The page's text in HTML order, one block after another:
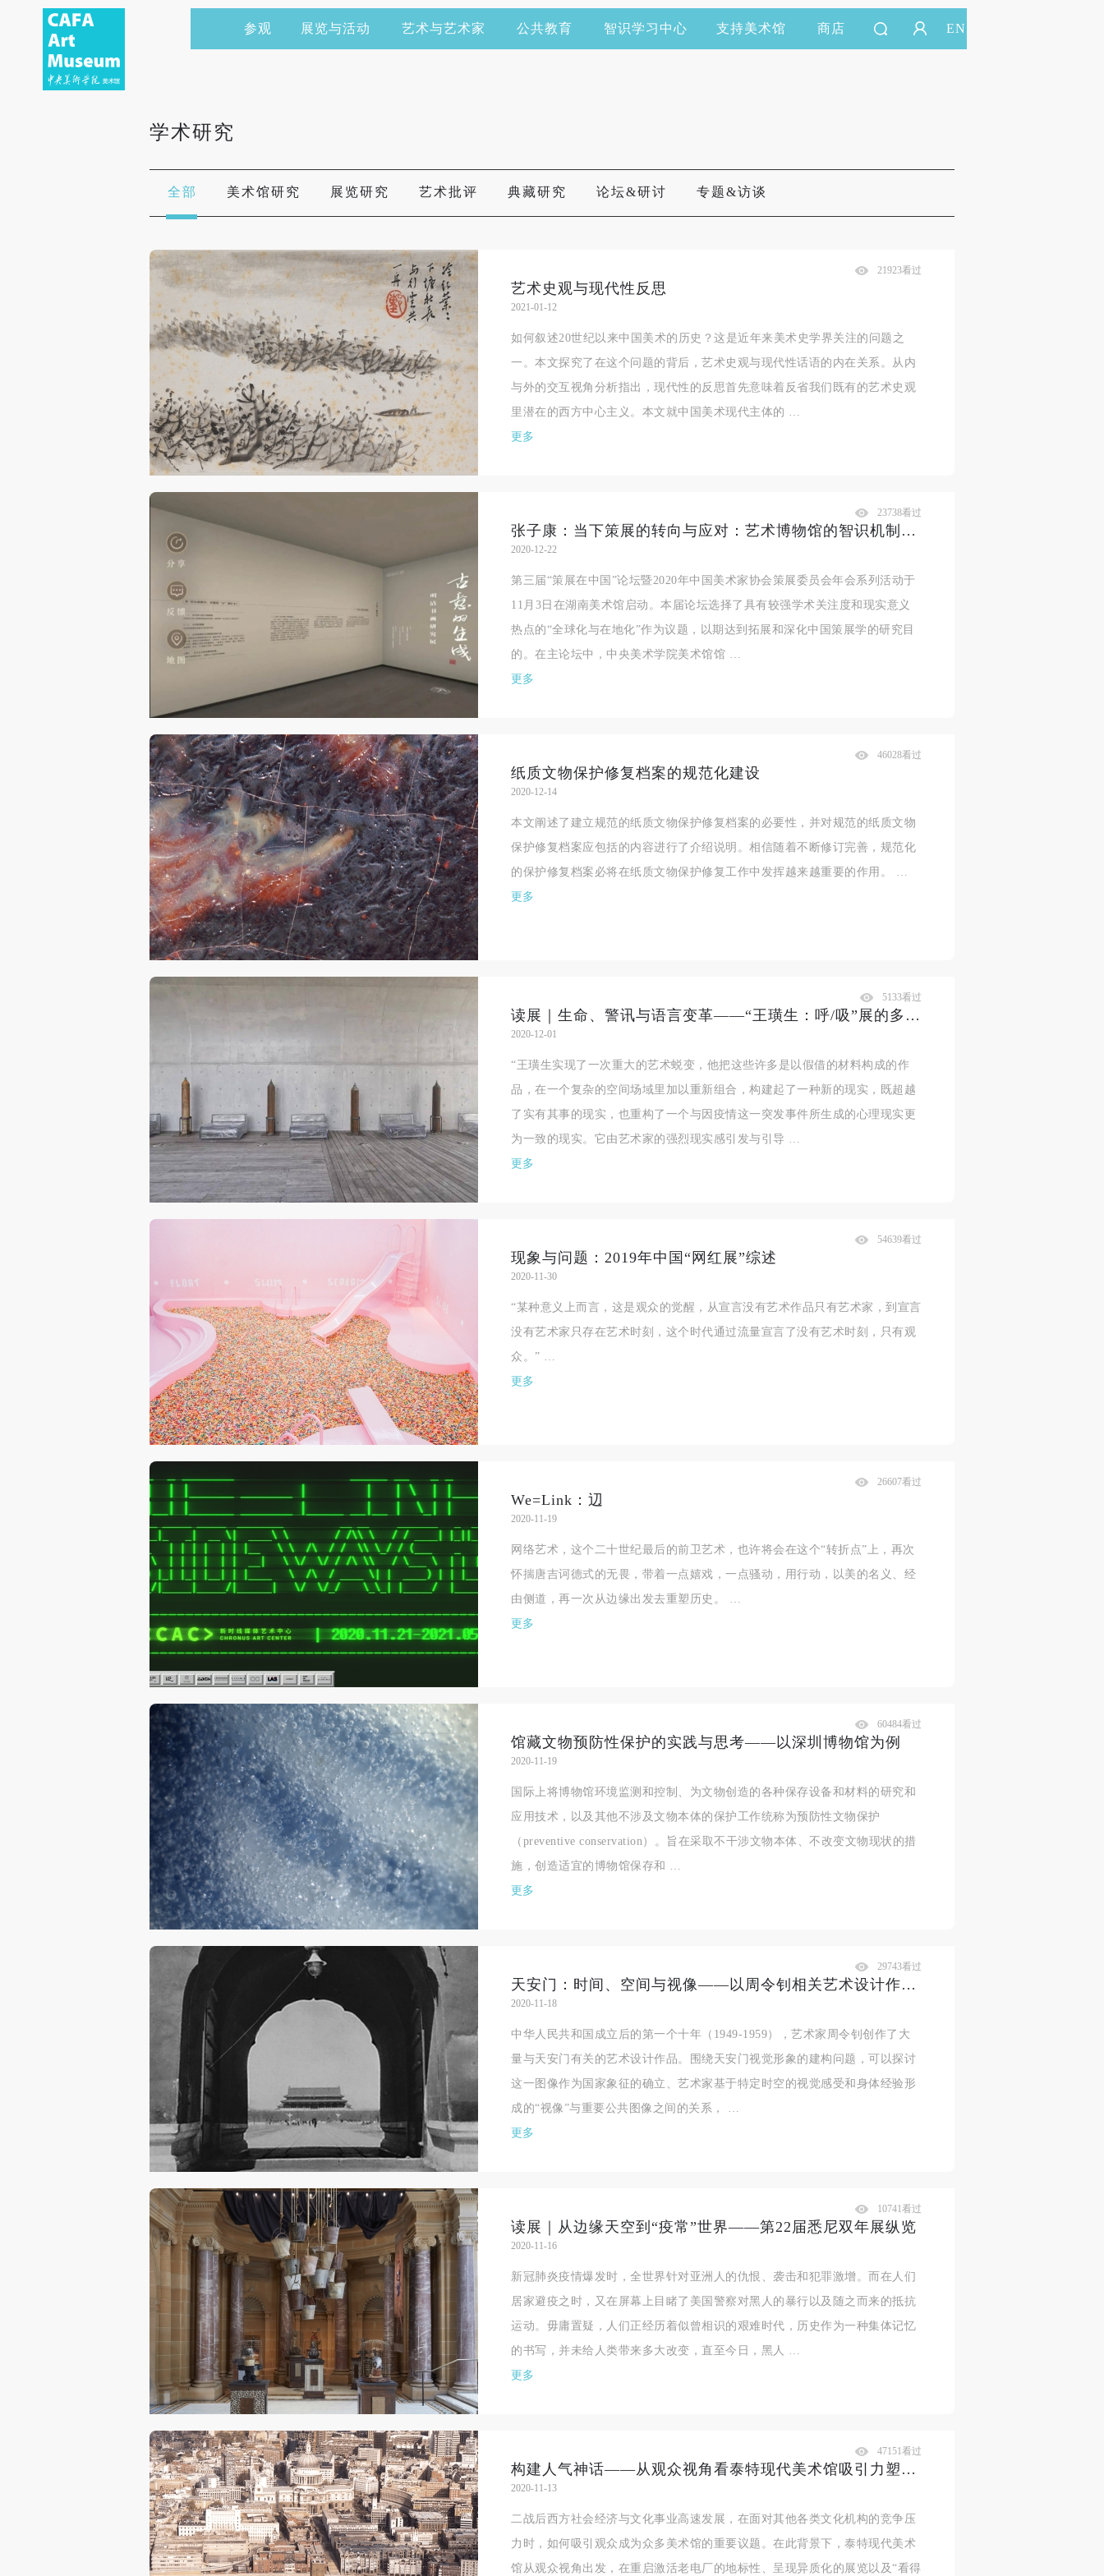
参观 展览与活动 艺术与艺术家 公共教育 智识学习中心 支持美术馆 商店 EN
数字美术馆
志愿者
举办活动
学术研究
全部 美术馆研究 展览研究 艺术批评 典藏研究 论坛&研讨 专题&访谈
艺术史观与现代性反思
2021-01-12
21923看过
如何叙述20世纪以来中国美术的历史？这是近年来美术史学界关注的问题之
一。本文探究了在这个问题的背后，艺术史观与现代性话语的内在关系。从内
与外的交互视角分析指出，现代性的反思首先意味着反省我们既有的艺术史观
里潜在的西方中心主义。本文就中国美术现代主体的 …
更多
张子康：当下策展的转向与应对：艺术博物馆的智识机制建构 | “策展在中国”论坛主旨发言
2020-12-22
23738看过
第三届“策展在中国”论坛暨2020年中国美术家协会策展委员会年会系列活动于
11月3日在湖南美术馆启动。本届论坛选择了具有较强学术关注度和现实意义
热点的“全球化与在地化”作为议题，以期达到拓展和深化中国策展学的研究目
的。在主论坛中，中央美术学院美术馆馆 …
更多
纸质文物保护修复档案的规范化建设
2020-12-14
46028看过
本文阐述了建立规范的纸质文物保护修复档案的必要性，并对规范的纸质文物
保护修复档案应包括的内容进行了介绍说明。相信随着不断修订完善，规范化
的保护修复档案必将在纸质文物保护修复工作中发挥越来越重要的作用。 …
更多
读展｜生命、警讯与语言变革——“王璜生：呼/吸”展的多重意象
2020-12-01
5133看过
“王璜生实现了一次重大的艺术蜕变，他把这些许多是以假借的材料构成的作
品，在一个复杂的空间场域里加以重新组合，构建起了一种新的现实，既超越
了实有其事的现实，也重构了一个与因疫情这一突发事件所生成的心理现实更
为一致的现实。它由艺术家的强烈现实感引发与引导 …
更多
现象与问题：2019年中国“网红展”综述
2020-11-30
54639看过
“某种意义上而言，这是观众的觉醒，从宣言没有艺术作品只有艺术家，到宣言
没有艺术家只存在艺术时刻，这个时代通过流量宣言了没有艺术时刻，只有观
众。” …
更多
We=Link：辺
2020-11-19
26607看过
网络艺术，这个二十世纪最后的前卫艺术，也许将会在这个“转折点”上，再次
怀揣唐吉诃德式的无畏，带着一点嬉戏，一点骚动，用行动，以美的名义、经
由侧道，再一次从边缘出发去重塑历史。 …
更多
馆藏文物预防性保护的实践与思考——以深圳博物馆为例
2020-11-19
60484看过
国际上将博物馆环境监测和控制、为文物创造的各种保存设备和材料的研究和
应用技术，以及其他不涉及文物本体的保护工作统称为预防性文物保护
（preventive conservation）。旨在采取不干涉文物本体、不改变文物现状的措
施，创造适宜的博物馆保存和 …
更多
天安门：时间、空间与视像——以周令钊相关艺术设计作品为中心的讨论
2020-11-18
29743看过
中华人民共和国成立后的第一个十年（1949-1959），艺术家周令钊创作了大
量与天安门有关的艺术设计作品。围绕天安门视觉形象的建构问题，可以探讨
这一图像作为国家象征的确立、艺术家基于特定时空的视觉感受和身体经验形
成的“视像”与重要公共图像之间的关系， …
更多
读展｜从边缘天空到“疫常”世界——第22届悉尼双年展纵览
2020-11-16
10741看过
新冠肺炎疫情爆发时，全世界针对亚洲人的仇恨、袭击和犯罪激增。而在人们
居家避疫之时，又在屏幕上目睹了美国警察对黑人的暴行以及随之而来的抵抗
运动。毋庸置疑，人们正经历着似曾相识的艰难时代，历史作为一种集体记忆
的书写，并未给人类带来多大改变，直至今日，黑人 …
更多
构建人气神话——从观众视角看泰特现代美术馆吸引力塑造的三部曲
2020-11-13
47151看过
二战后西方社会经济与文化事业高速发展，在面对其他各类文化机构的竞争压
力时，如何吸引观众成为众多美术馆的重要议题。在此背景下，泰特现代美术
馆从观众视角出发，在重启激活老电厂的地标性、呈现异质化的展览以及“看得
快捷登录
手机号码
验证码
登录